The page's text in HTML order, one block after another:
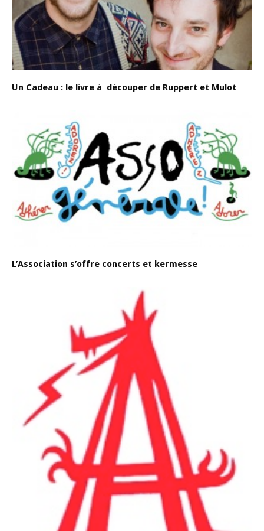
Un Cadeau : le livre à découper de Ruppert et Mulot
L’Association s’offre concerts et kermesse